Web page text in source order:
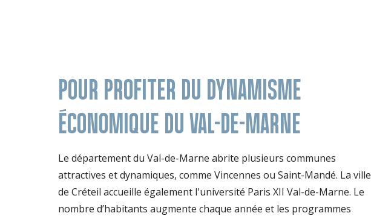
POUR PROFITER DU DYNAMISME
ÉCONOMIQUE DU VAL-DE-MARNE
Le département du Val-de-Marne abrite plusieurs communes
attractives et dynamiques, comme Vincennes ou Saint-Mandé. La ville
de Créteil accueille également l'université Paris XII Val-de-Marne. Le
nombre d’habitants augmente chaque année et les programmes